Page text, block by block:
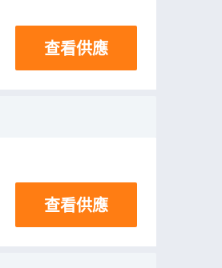
查看供應
查看供應